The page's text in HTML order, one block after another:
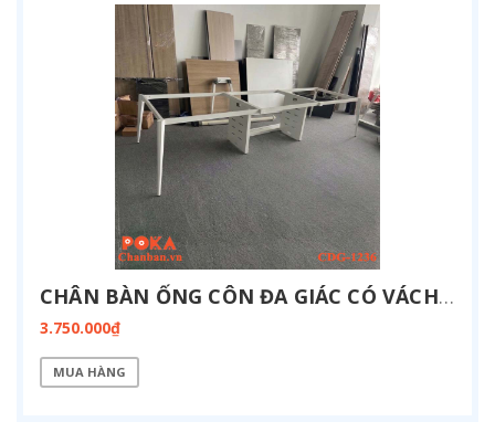
CHÂN BÀN ỐNG CÔN ĐA GIÁC CÓ VÁCH ĐIỆN 1200X3600MM CDG-1236-BOX
3.750.000₫
MUA HÀNG